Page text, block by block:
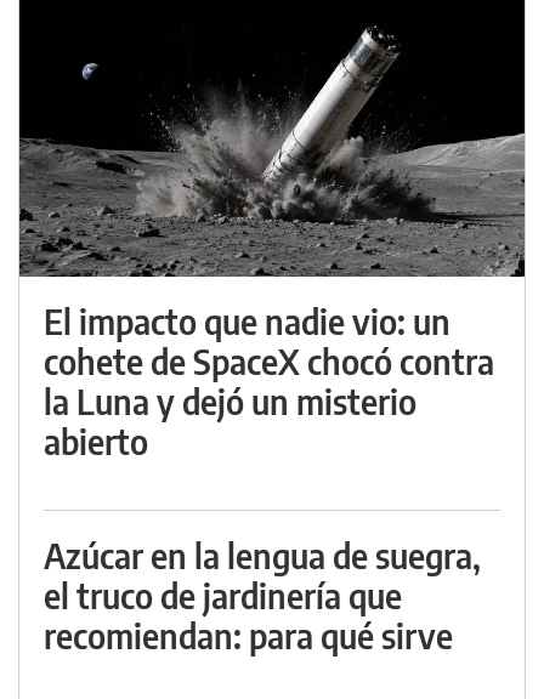
El impacto que nadie vio: un
cohete de SpaceX chocó contra
la Luna y dejó un misterio
abierto
Azúcar en la lengua de suegra,
el truco de jardinería que
recomiendan: para qué sirve